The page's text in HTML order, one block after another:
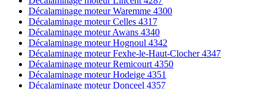
Décalaminage moteur Waremme 4300
Décalaminage moteur Celles 4317
Décalaminage moteur Awans 4340
Décalaminage moteur Hognoul 4342
Décalaminage moteur Fexhe-le-Haut-Clocher 4347
Décalaminage moteur Remicourt 4350
Décalaminage moteur Hodeige 4351
Décalaminage moteur Donceel 4357